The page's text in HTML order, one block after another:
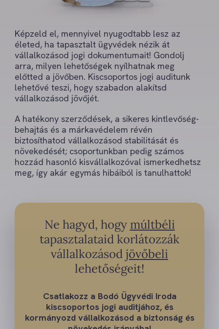
Képzeld el, mennyivel nyugodtabb lesz az
életed, ha tapasztalt ügyvédek nézik át
vállalkozásod jogi dokumentumait! Gondolj
arra, milyen lehetőségek nyílhatnak meg
előtted a jövőben. Kiscsoportos jogi auditunk
lehetővé teszi, hogy szabadon alakítsd
vállalkozásod jövőjét.
A hatékony szerződések, a sikeres kintlevőség-
behajtás és a márkavédelem révén
biztosíthatod vállalkozásod stabilitását és
növekedését; csoportunkban pedig számos
hozzád hasonló kisvállalkozóval ismerkedhetsz
meg, így akár egymás hibáiból is tanulhattok!
Ne hagyd, hogy múltbéli
tapasztalataid korlátozzák
vállalkozásodjövőbeli
lehetőségeit!
Csatlakozz a Bodó Ügyvédi Iroda
kiscsoportos jogi auditjához, és
kormányozd vállalkozásod a biztonság és